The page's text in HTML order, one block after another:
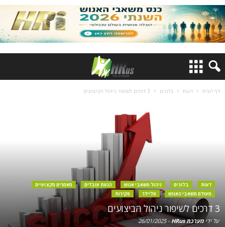
דף הבית דעות בלוגים 3 דרכים לשיפור ניהול הביצועים
דעות בלוגים ניהול משאבי אנוש הנעת עובדים
מאמרים מקצועיים
מעולם משאבי האנוש
סליידר סקירות
3 דרכים לשיפור ניהול הביצועים
על ידימערכת HRus -
26/01/2025